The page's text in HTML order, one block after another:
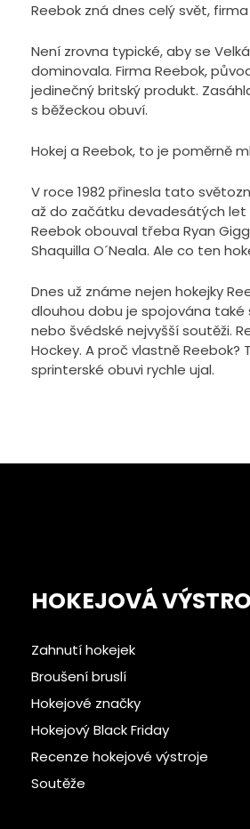
Reebok zná dnes celý svět,
Není zrovna typické, aby se
dominovala. Firma Reebok,
jedinečný britský produkt.
s běžeckou obuví.
Hokej a Reebok, to je poměrně
V roce 1982 přinesla tato
až do začátku devadesátých let
Reebok obouval třeba Ryan
Shaquilla O´Neala. Ale co ten
Dnes už známe nejen hokejky
dlouhou dobu je spojována také
nebo švédské nejvyšší soutěži.
Hockey. A proč vlastně
sprinterské obuvi rychle ujal.
HOKEJOVÁ
Zahnutí hokejek
Broušení bruslí
Hokejové značky
Hokejový Black Friday
Recenze hokejové výstroje
Soutěže